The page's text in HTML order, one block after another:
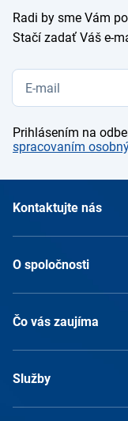
Radi by sme Vám
Stačí zadať Váš e-
Prihlásením na
spracovaním
Kontaktujte nás
O spoločnosti
Čo vás zaujíma
Služby